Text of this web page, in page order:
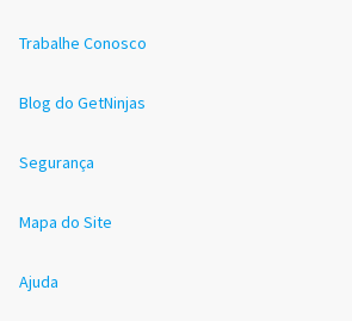
Trabalhe Conosco
Blog do GetNinjas
Segurança
Mapa do Site
Ajuda